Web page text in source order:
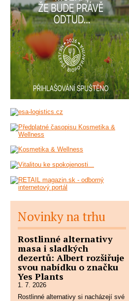
Novinky na trhu
Rostlinné alternativy
masa i sladkých
dezertů: Albert rozšiřuje
svou nabídku o značku
Yes Plants
1. 7. 2026
Rostlinné alternativy si nacházejí své